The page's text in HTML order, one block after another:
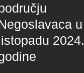
u
2024.